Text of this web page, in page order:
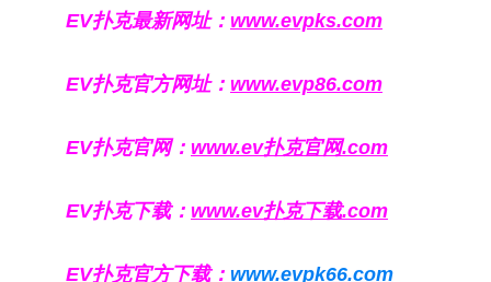
EV扑克最新网址： www.evpks.com
EV扑克官方网址： www.evp86.com
EV扑克官网： www.ev扑克官网.com
EV扑克下载： www.ev扑克下载.com
EV扑克官方下载： www.evpk66.com